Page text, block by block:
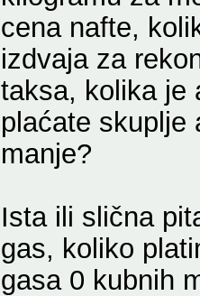
cena nafte,
izdvaja za
taksa, kolika je
plaćate skuplje
manje?
Ista ili slična
gas, koliko
gasa 0 kubnih